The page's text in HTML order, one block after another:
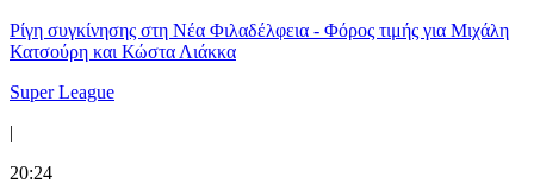
Ρίγη συγκίνησης στη Νέα Φιλαδέλφεια - Φόρος τιμής για Μιχάλη
Κατσούρη και Κώστα Λιάκκα
Super League
|
20:24